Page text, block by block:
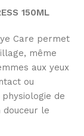
150ML
Care permet
même
aux yeux
ou
de
le